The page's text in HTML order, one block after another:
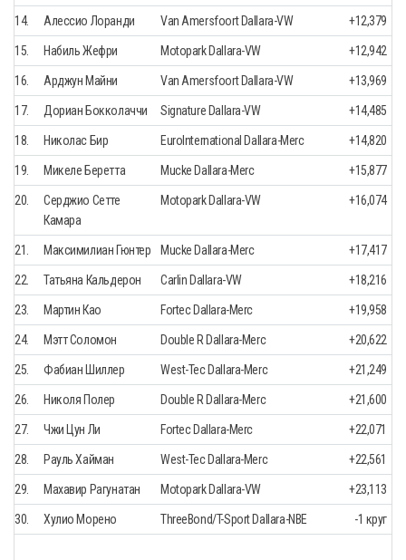
14. Алессио Лоранди Van Amersfoort Dallara-VW +12,379
15. Набиль Жефри Motopark Dallara-VW +12,942
16. Арджун Майни Van Amersfoort Dallara-VW +13,969
17. Дориан Бокколаччи Signature Dallara-VW +14,485
18. Николас Бир EuroInternational Dallara-Merc +14,820
19. Микеле Беретта Mucke Dallara-Merc +15,877
20.
Серджио Сетте
Камара
Motopark Dallara-VW +16,074
21. Максимилиан Гюнтер Mucke Dallara-Merc +17,417
22. Татьяна Кальдерон Carlin Dallara-VW +18,216
23. Мартин Као Fortec Dallara-Merc +19,958
24. Мэтт Соломон Double R Dallara-Merc +20,622
25. Фабиан Шиллер West-Tec Dallara-Merc +21,249
26. Николя Полер Double R Dallara-Merc +21,600
27. Чжи Цун Ли Fortec Dallara-Merc +22,071
28. Рауль Хайман West-Tec Dallara-Merc +22,561
29. Махавир Рагунатан Motopark Dallara-VW +23,113
30. Хулио Морено ThreeBond/T-Sport Dallara-NBE -1 круг